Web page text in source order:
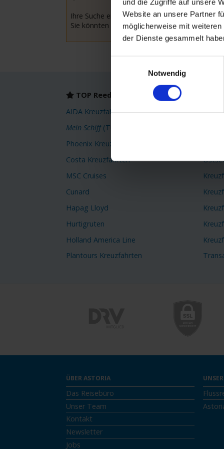
und die Zugriffe auf unsere
Website an unsere Partner
möglicherweise mit
der Dienste gesammelt
Notwendig
Ihre Suche ergab leider keine Treffer.
Sie könnten versuchen Ihre Suchkriterien
TOP Reedereien
AIDA Kreuzfahrten
Mein Schiff(TUI Cruises)
Phoenix Kreuzfahrten
Costa Kreuzfahrten
MSC Cruises
Cunard
Hapag Lloyd
Hurtigruten
Holland America Line
Plantours Kreuzfahrten
ÜBER ASTORIA
Das Reisebüro
Unser Team
Kontakt
Newsletter
Jobs